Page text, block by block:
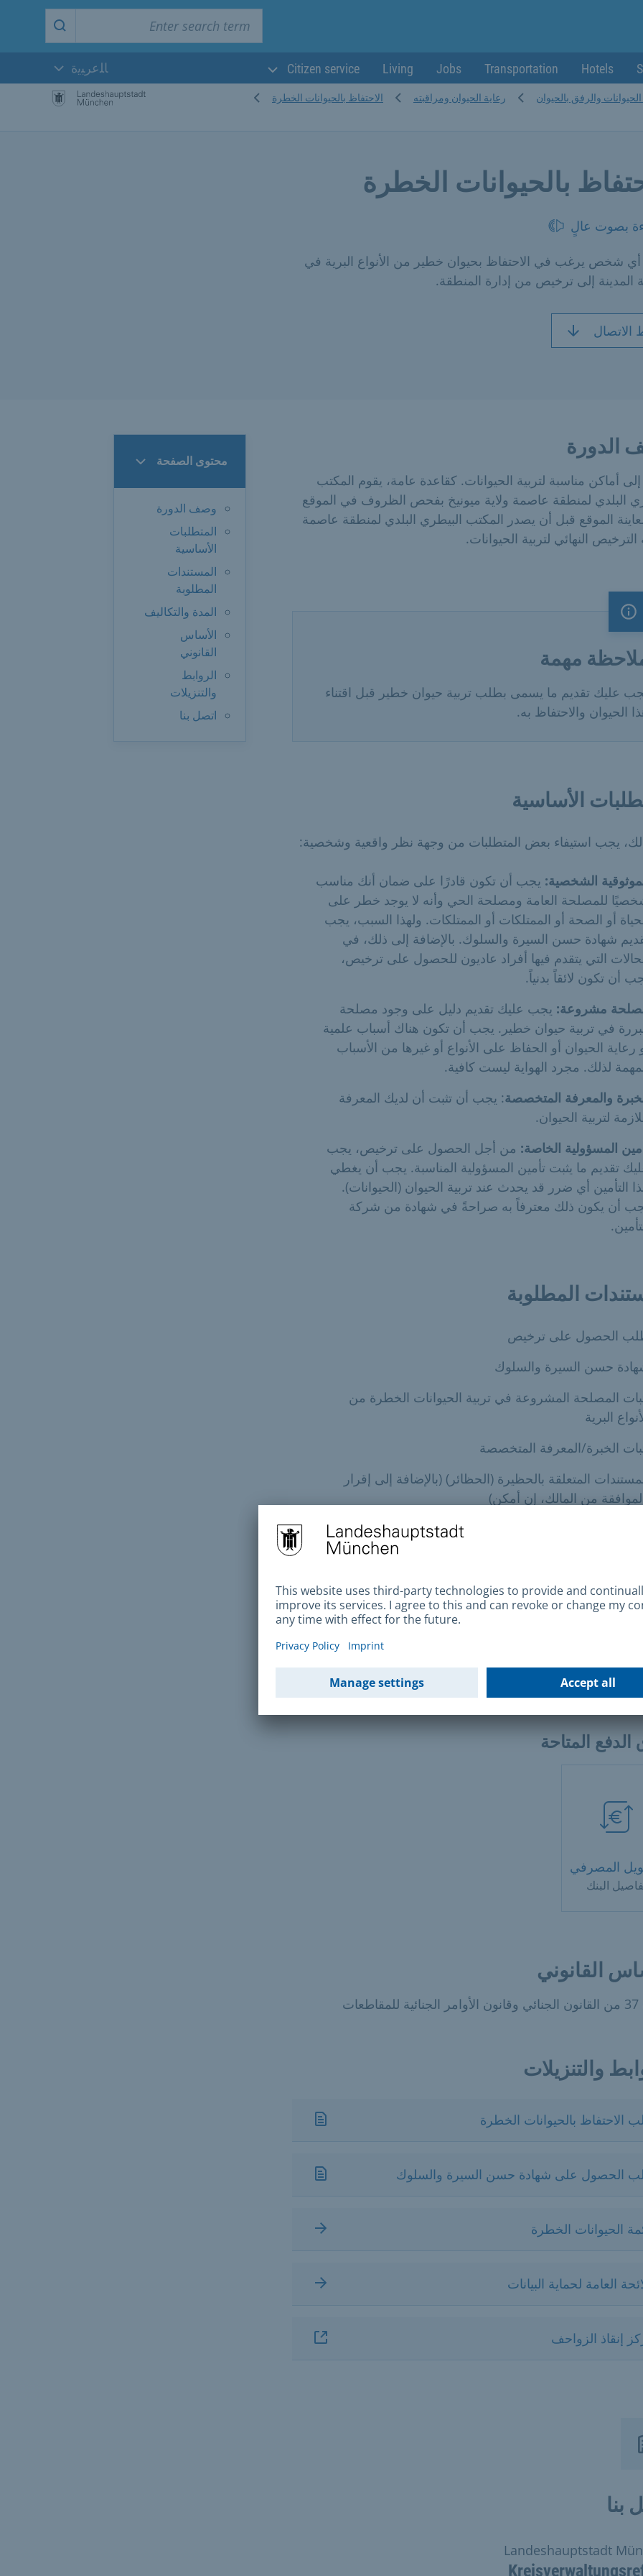
search
Hotels
Transportation
Jobs
Living
Citizen service
اللغة الحالية:
ﺎﻠﻋﺮﺒﻳﺓ
الحيوانات والرفق بالحيوان رعاية الحيوان ومراقبته
الاحتفاظ بالحيوانات الخطرة
بالحيوانات الخطرة
بصوت عالٍ
أي شخص يرغب في الاحتفاظ بحيوان خطير من الأنواع البرية في
المدينة إلى ترخيص من إدارة المنطقة.
الاتصال
محتوى الصفحة
وصف الدورة
المتطلبات
الأساسية
المستندات
المطلوبة
المدة والتكاليف
الأساس
القانوني
الروابط
والتنزيلات
اتصل بنا
الدورة
أماكن مناسبة لتربية الحيوانات. كقاعدة عامة، يقوم المكتب
البلدي لمنطقة عاصمة ولاية ميونيخ بفحص الظروف في الموقع
معاينة الموقع قبل أن يصدر المكتب البيطري البلدي لمنطقة عاصمة
الترخيص النهائي لتربية الحيوانات.
ملاحظة مهمة
مهمة
عليك تقديم ما يسمى بطلب تربية حيوان خطير قبل اقتناء
الحيوان والاحتفاظ به.
الأساسية
يجب استيفاء بعض المتطلبات من وجهة نظر واقعية وشخصية:
الشخصية: يجب أن تكون قادرًا على ضمان أنك مناسب
للمصلحة العامة ومصلحة الحي وأنه لا يوجد خطر على
أو الصحة أو الممتلكات أو الممتلكات. ولهذا السبب، يجب
شهادة حسن السيرة والسلوك. بالإضافة إلى ذلك، في
التي يتقدم فيها أفراد عاديون للحصول على ترخيص،
أن تكون لائقاً بدنياً.
مشروعة: يجب عليك تقديم دليل على وجود مصلحة
في تربية حيوان خطير. يجب أن تكون هناك أسباب علمية
رعاية الحيوان أو الحفاظ على الأنواع أو غيرها من الأسباب
لذلك. مجرد الهواية ليست كافية.
والمعرفة المتخصصة: يجب أن تثبت أن لديك المعرفة
لتربية الحيوان.
المسؤولية الخاصة: من أجل الحصول على ترخيص، يجب
تقديم ما يثبت تأمين المسؤولية المناسبة. يجب أن يغطي
التأمين أي ضرر قد يحدث عند تربية الحيوان (الحيوانات).
أن يكون ذلك معترفاً به صراحةً في شهادة من شركة
المطلوبة
الحصول على ترخيص
حسن السيرة والسلوك
المصلحة المشروعة في تربية الحيوانات الخطرة من
البرية
الخبرة/المعرفة المتخصصة
المتعلقة بالحظيرة (الحظائر) (بالإضافة إلى إقرار
من المالك، إن أمكن)
والتكاليف
المتاحة
المصرفي
البنك
القانوني
والتنزيلات
الاحتفاظ بالحيوانات الخطرة
الحصول على شهادة حسن السيرة والسلوك
الحيوانات الخطرة
العامة لحماية البيانات
إنقاذ الزواحف
بنا
Landeshauptstadt